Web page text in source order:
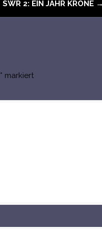
SWR 2: EIN JAHR KRONE →
* markiert